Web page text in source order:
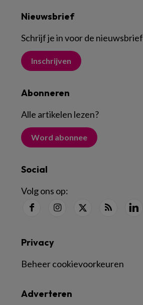
Nieuwsbrief
Schrijf je in voor de nieuwsbrief
Inschrijven
Abonneren
Alle artikelen lezen?
Word abonnee
Social
Volg ons op:
Adverteren
Privacy
Beheer cookievoorkeuren